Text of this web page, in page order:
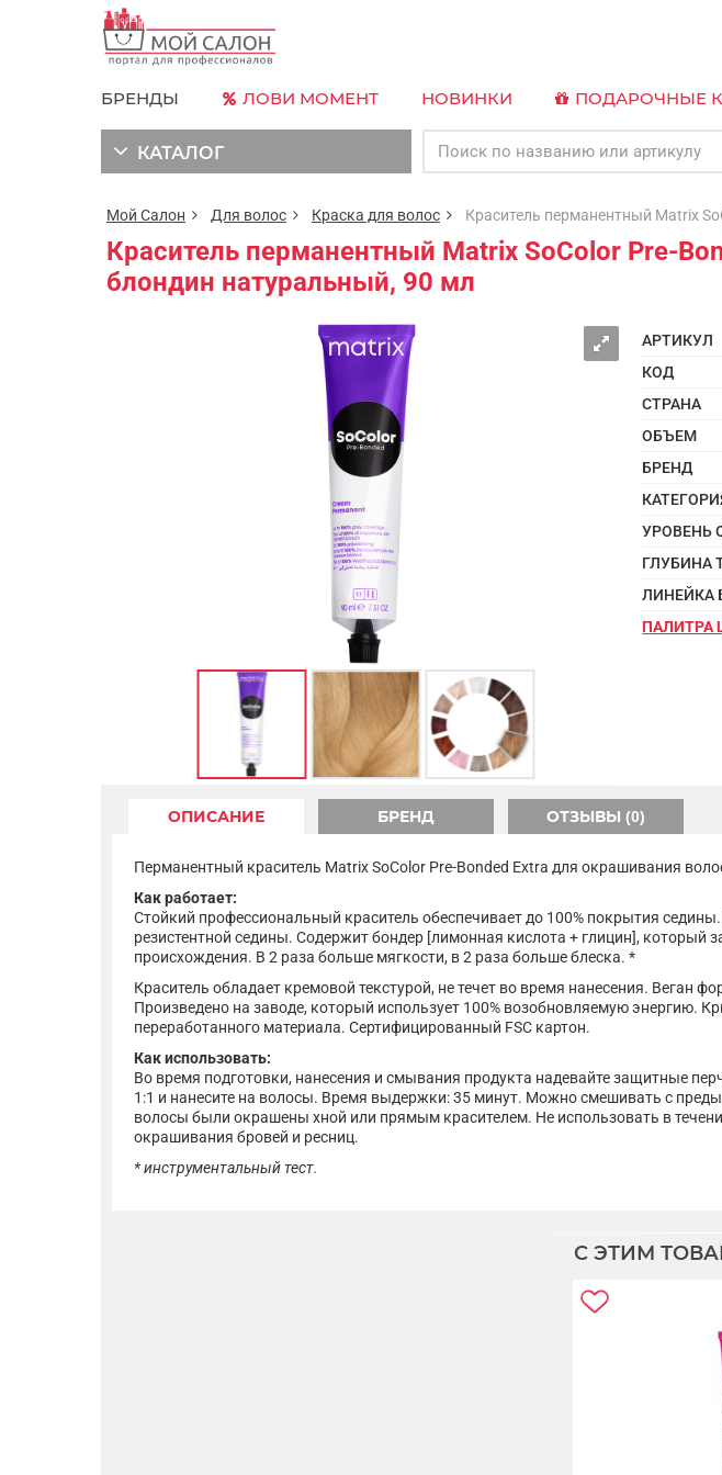
БРЕНДЫ ЛОВИ МОМЕНТ НОВИНКИ ПОДАРОЧНЫЕ
КАТАЛОГ
Мой Салон Для волос Краска для волос Краситель перманентный Matrix
Краситель перманентный Matrix SoColor Pre-
блондин натуральный, 90 мл
АРТИКУЛ
КОД
СТРАНА
ОБЪЕМ
БРЕНД
УРОВЕНЬ
ГЛУБИНА
ЛИНЕЙКА
ПАЛИТРА
ОПИСАНИЕ БРЕНД ОТЗЫВЫ (0)
Перманентный краситель Matrix SoColor Pre-Bonded Extra для окрашивания
Как работает:
Стойкий профессиональный краситель обеспечивает до 100% покрытия
резистентной седины. Содержит бондер [лимонная кислота + глицин],
происхождения. В 2 раза больше мягкости, в 2 раза больше блеска. *
Краситель обладает кремовой текстурой, не течет во время нанесения. Веган
Произведено на заводе, который использует 100% возобновляемую энергию.
переработанного материала. Сертифицированный FSC картон.
Как использовать:
Во время подготовки, нанесения и смывания продукта надевайте защитные
1:1 и нанесите на волосы. Время выдержки: 35 минут. Можно смешивать с
волосы были окрашены хной или прямым красителем. Не использовать в
окрашивания бровей и ресниц.
* инструментальный тест.
С ЭТИМ